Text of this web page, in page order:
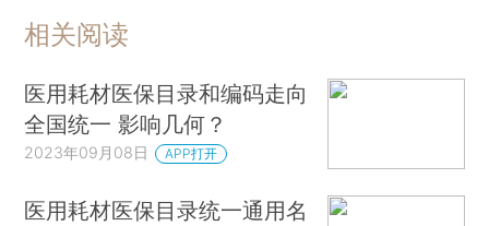
相关阅读
医用耗材医保目录和编码走向
全国统一 影响几何？
2023年09月08日 APP打开
医用耗材医保目录统一通用名